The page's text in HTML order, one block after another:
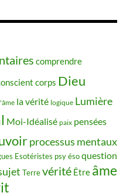
comprendre
corps Dieu
la vérité logique Lumière
Moi-Idéalisé paix pensées
processus mentaux
Esotéristes psy ésoquestion
Terrevérité Être âme